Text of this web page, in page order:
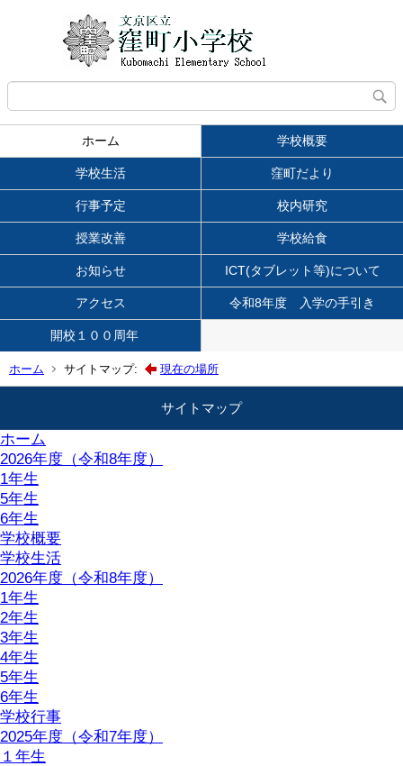
ホーム 学校概要
学校生活 窪町だより
行事予定 校内研究
授業改善 学校給食
お知らせ ICT(タブレット等)について
アクセス 令和8年度 入学の手引き
開校１００周年
ホーム サイトマップ: 現在の場所
サイトマップ
ホーム
2026年度（令和8年度）
1年生
5年生
6年生
学校概要
学校生活
2026年度（令和8年度）
1年生
2年生
3年生
4年生
5年生
6年生
学校行事
2025年度（令和7年度）
１年生